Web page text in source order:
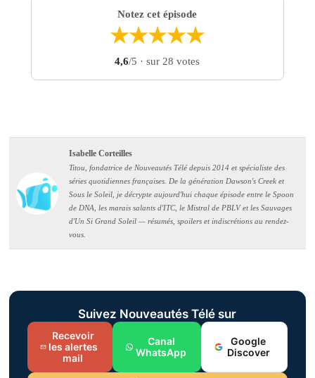
Notez cet épisode
★★★★★
4,6/5 · sur 28 votes
Isabelle Corteilles
Titou, fondatrice de Nouveautés Télé depuis 2014 et spécialiste des
séries quotidiennes françaises. De la génération Dawson's Creek et
Sous le Soleil, je décrypte aujourd'hui chaque épisode entre le Spoon
de DNA, les marais salants d'ITC, le Mistral de PBLV et les Sauvages
d'Un Si Grand Soleil — résumés, spoilers et indiscrétions au rendez-
vous.
Suivez Nouveautés Télé sur
Recevoir
les alertes
mail
Canal
WhatsApp
Google
Discover